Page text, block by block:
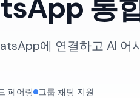
에 연결하고 AI 어
페어링 그룹 채팅 지원